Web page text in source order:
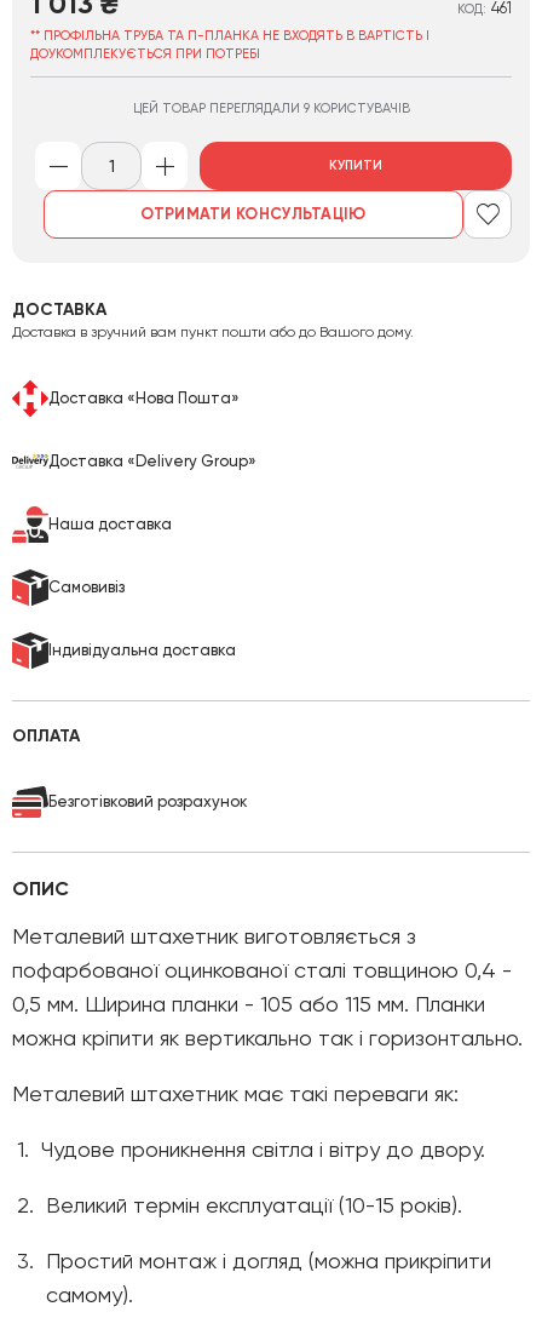
** ПРОФІЛЬНА ТРУБА ТА П-ПЛАНКА НЕ ВХОДЯТЬ В ВАРТІСТЬ І
ДОУКОМПЛЕКУЄТЬСЯ ПРИ ПОТРЕБІ
КОД: 461
ЦЕЙ ТОВАР ПЕРЕГЛЯДАЛИ 9 КОРИСТУВАЧІВ
КУПИТИ
ОТРИМАТИ КОНСУЛЬТАЦІЮ
ДОСТАВКА
Доставка в зручний вам пункт пошти або до Вашого дому.
Доставка «Нова Пошта»
Доставка «Delivery Group»
Наша доставка
Cамовивіз
Індивідуальна доставка
ОПЛАТА
Безготівковий розрахунок
ОПИС
Металевий штахетник виготовляється з
пофарбованої оцинкованої сталі товщиною 0,4 -
0,5 мм. Ширина планки - 105 або 115 мм. Планки
можна кріпити як вертикально так і горизонтально.
Металевий штахетник має такі переваги як:
1. Чудове проникнення світла і вітру до двору.
2. Великий термін експлуатації (10-15 років).
3. Простий монтаж і догляд (можна прикріпити
самому).